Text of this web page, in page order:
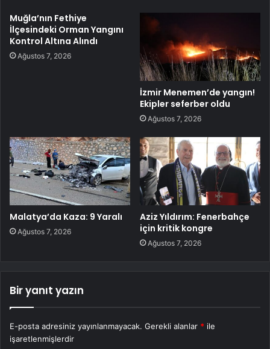
Muğla’nın Fethiye
İlçesindeki Orman Yangını
Kontrol Altına Alındı
Ağustos 7, 2026
İzmir Menemen’de yangın!
Ekipler seferber oldu
Ağustos 7, 2026
Malatya’da Kaza: 9 Yaralı
Ağustos 7, 2026
Aziz Yıldırım: Fenerbahçe
için kritik kongre
Ağustos 7, 2026
Bir yanıt yazın
E-posta adresiniz yayınlanmayacak. Gerekli alanlar * ile
işaretlenmişlerdir